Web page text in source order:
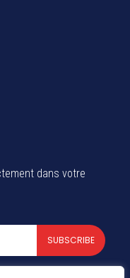
dans votre
SUBSCRIBE